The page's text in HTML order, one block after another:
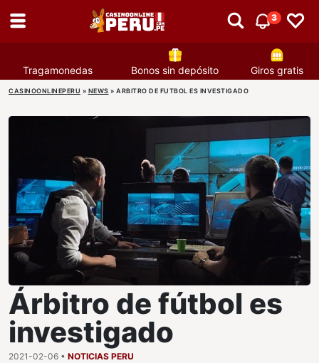
3
Tragamonedas Bonos sin depósito Giros gratis
CASINOONLINEPERU » NEWS » ARBITRO DE FUTBOL ES INVESTIGADO
Árbitro de fútbol es
investigado
2021-02-06 • NOTICIAS PERU